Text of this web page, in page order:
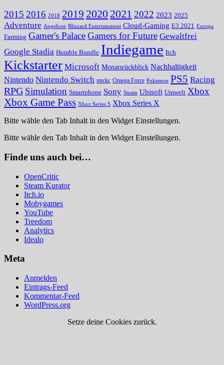
2015 2016 2018 2019 2020 2021 2022 2023 2025
Adventure Angebote Blizzard Entertainment Cloud-Gaming E3 2021 Europa
Farming Gamer's PalaceGamers for Future Gewaltfrei
Google Stadia Humble Bundle Indiegame Itch
Kickstarter Microsoft Monatsrückblick Nachhaltigkeit
Nintendo Nintendo Switch npckc Omega Force Pokemon PS5 Racing
RPG Simulation Smartphone Sony Steam Ubisoft Umwelt Xbox
Xbox Game Pass Xbox Series S Xbox Series X
Bitte wähle den Tab Inhalt in den Widget Einstellungen.
Bitte wähle den Tab Inhalt in den Widget Einstellungen.
Finde uns auch bei…
OpenCritic
Steam Kurator
Itch.io
Mobygames
YouTube
Treedom
Analytics
Idealo
Meta
Anmelden
Eintrags-Feed
Kommentar-Feed
WordPress.org
Setze deine Cookies zurück.